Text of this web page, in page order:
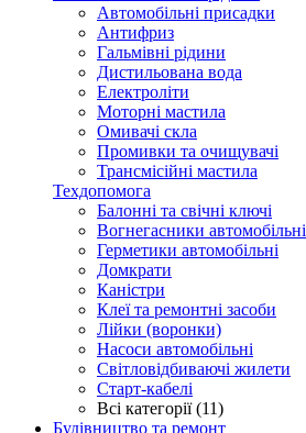
Автомобільні присадки
Антифриз
Гальмівні рідини
Дистильована вода
Електроліти
Моторні мастила
Омивачі скла
Промивки та очищувачі
Трансмісійні мастила
Техдопомога
Балонні та свічні ключі
Вогнегасники автомобільні
Герметики автомобільні
Домкрати
Каністри
Клеї та ремонтні засоби
Лійки (воронки)
Насоси автомобільні
Світловідбиваючі жилети
Старт-кабелі
Всі категорії (11)
Будівництво та ремонт